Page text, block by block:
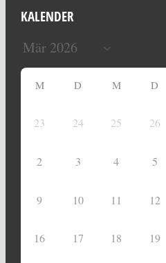
KALENDER
M D M D
23 24 25 26
2 3 4 5
9 10 11 12
16 17 18 19